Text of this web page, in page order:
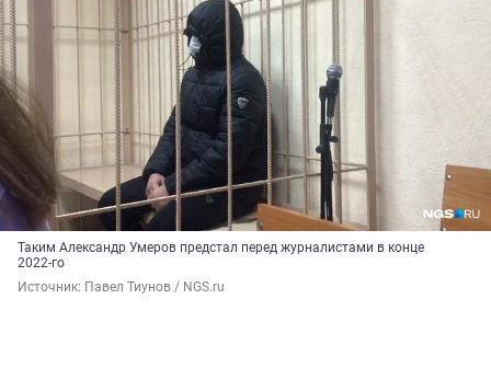
Таким Александр Умеров предстал перед журналистами в конце
2022-го
Источник: Павел Тиунов / NGS.ru